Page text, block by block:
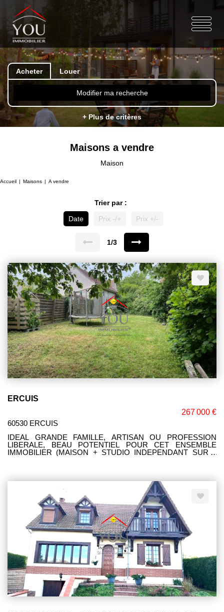
Acheter Louer
Modifier ma recherche
+ Plus de critères
Maisons a vendre
Maison
Accueil Maisons A vendre
Trier par :
Date
Prix -/+ Prix +/-
1/3
ERCUIS
267 000 €
60530 ERCUIS
IDEAL GRANDE FAMILLE, ARTISAN OU PROFESSION
LIBERALE, BEAU POTENTIEL POUR CET ENSEMBLE
IMMOBILIER (MAISON + STUDIO INDEPENDANT SUR 2
BELLE OPPORTUNITE! Corinne LEFEVRE (EI)RSAC:
980775340 Téléphone: 06.47.93 .23.64.